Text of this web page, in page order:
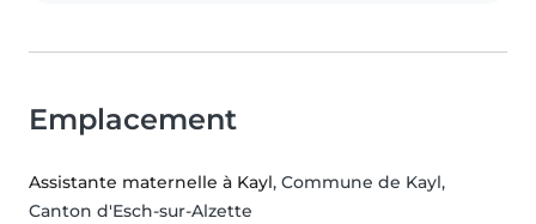
Emplacement
Assistante maternelle à Kayl, Commune de Kayl,
Canton d'Esch-sur-Alzette